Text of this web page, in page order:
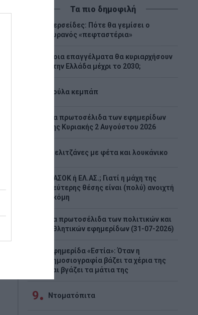
Τα πιο δημοφιλή
Περσείδες: Πότε θα γεμίσει ο
ουρανός «πεφταστέρια»
Ποια επαγγέλματα θα κυριαρχήσουν
στην Ελλάδα μέχρι το 2030;
Λούλα κεμπάπ
Tα πρωτοσέλιδα των εφημερίδων
της Κυριακής 2 Αυγούστου 2026
Μελιτζάνες με φέτα και λουκάνικο
ΠΑΣΟΚ ή ΕΛ.ΑΣ.; Γιατί η μάχη της
δεύτερης θέσης είναι (πολύ) ανοιχτή
ακόμη
Τα πρωτοσέλιδα των πολιτικών και
αθλητικών εφημερίδων (31-07-2026)
Εφημερίδα «Εστία»: Όταν η
δημοσιογραφία βάζει τα χέρια της
και βγάζει τα μάτια της
9 Ντοματόπιτα